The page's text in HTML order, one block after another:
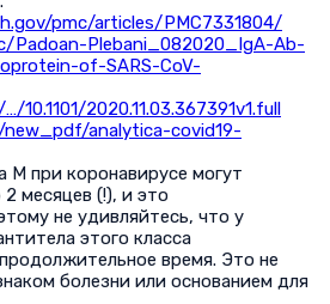
pmc/articles/PMC7331804/
Padoan-Plebani_082020_IgA-Ab-
of-SARS-CoV-
2020.11.03.367391v1.full
analytica-covid19-
М при коронавирусе могут
месяцев (!), и это
не удивляйтесь, что у
этого класса
время. Это не
болезни или основанием для